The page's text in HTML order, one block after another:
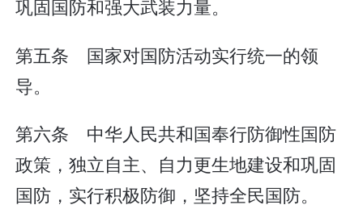
巩固国防和强大武装力量。
第五条 国家对国防活动实行统一的领
导。
第六条 中华人民共和国奉行防御性国防
政策，独立自主、自力更生地建设和巩固
国防，实行积极防御，坚持全民国防。